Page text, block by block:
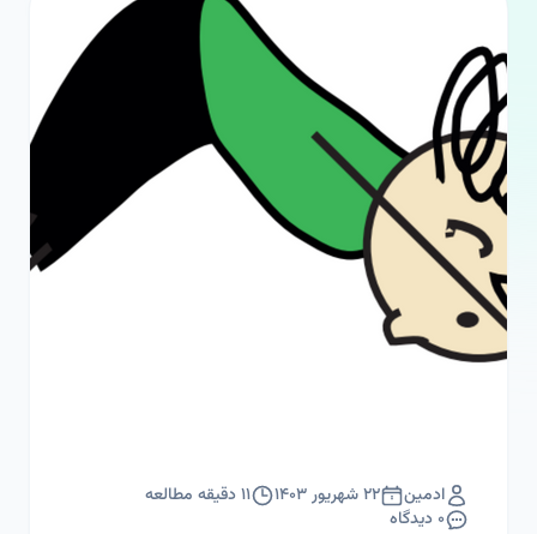
ادمین ۲۲ شهریور ۱۴۰۳ ۱۱ دقیقه مطالعه
۰ دیدگاه